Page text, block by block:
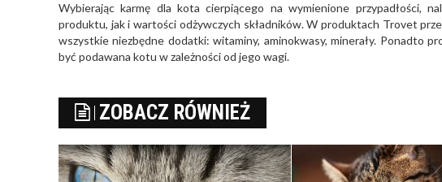
Wybierając karmę dla kota cierpiącego na wymienione przypadłości,
produktu, jak i wartości odżywczych składników. W produktach Trovet
wszystkie niezbędne dodatki: witaminy, aminokwasy, minerały. Ponadto
być podawana kotu w zależności od jego wagi.
ZOBACZ RÓWNIEŻ